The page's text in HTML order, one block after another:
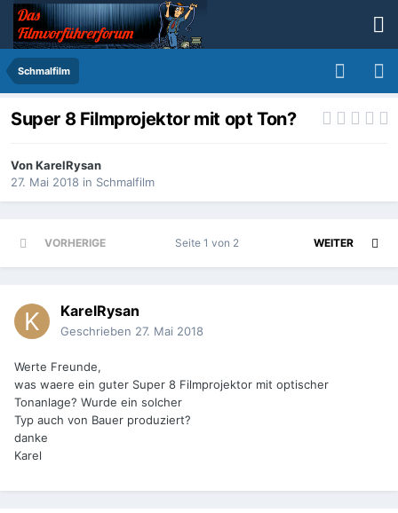
Schmalfilm
Super 8 Filmprojektor mit opt Ton?
VonKarelRysan
27. Mai 2018 in Schmalfilm
VORHERIGE WEITER
Seite 1 von 2
KarelRysan
Geschrieben 27. Mai 2018
Werte Freunde,
was waere ein guter Super 8 Filmprojektor mit optischer
Tonanlage? Wurde ein solcher
Typ auch von Bauer produziert?
danke
Karel